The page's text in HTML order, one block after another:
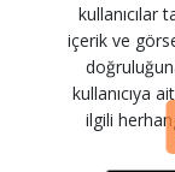
Harita
kullanıcılar
içerik ve
kullanıcıya
ilgili